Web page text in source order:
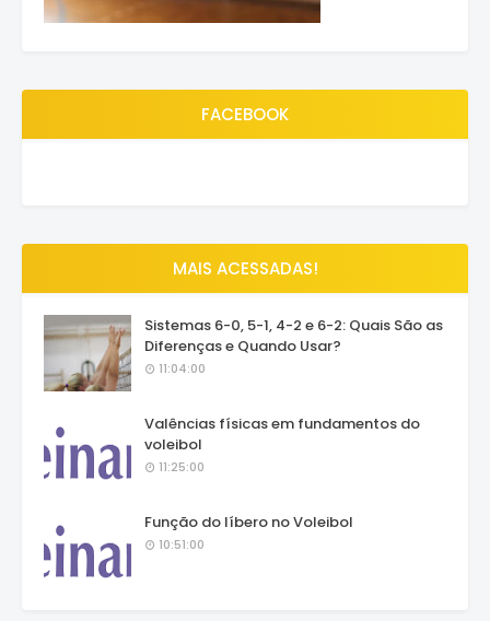
FACEBOOK
MAIS ACESSADAS!
Sistemas 6-0, 5-1, 4-2 e 6-2: Quais São as
Diferenças e Quando Usar?
11:04:00
Valências físicas em fundamentos do
voleibol
11:25:00
Função do líbero no Voleibol
10:51:00